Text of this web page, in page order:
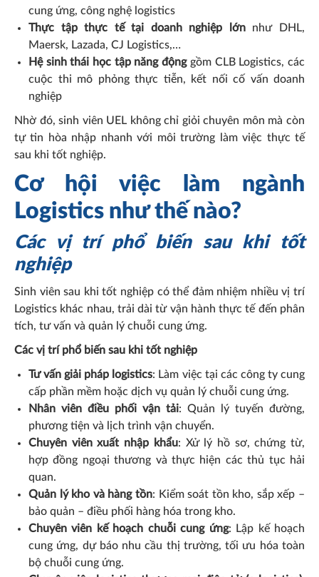
cung ứng, công nghệ logistics
Thực tập thực tế tại doanh nghiệp lớnnhư DHL,
Maersk, Lazada, CJ Logistics,…
Hệ sinh thái học tập năng độnggồm CLB Logistics, các
cuộc thi mô phỏng thực tiễn, kết nối cố vấn doanh
nghiệp
Nhờ đó, sinh viên UEL không chỉ giỏi chuyên môn mà còn
tự tin hòa nhập nhanh với môi trường làm việc thực tế
sau khi tốt nghiệp.
Cơ hội việc làm ngành
Logistics như thế nào?
Các vị trí phổ biến sau khi tốt
nghiệp
Sinh viên sau khi tốt nghiệp có thể đảm nhiệm nhiều vị trí
Logistics khác nhau, trải dài từ vận hành thực tế đến phân
tích, tư vấn và quản lý chuỗi cung ứng.
Các vị trí phổ biến sau khi tốt nghiệp
Tư vấn giải pháp logistics: Làm việc tại các công ty cung
cấp phần mềm hoặc dịch vụ quản lý chuỗi cung ứng.
Nhân viên điều phối vận tải: Quản lý tuyến đường,
phương tiện và lịch trình vận chuyển.
Chuyên viên xuất nhập khẩu: Xử lý hồ sơ, chứng từ,
hợp đồng ngoại thương và thực hiện các thủ tục hải
quan.
Quản lý kho và hàng tồn: Kiểm soát tồn kho, sắp xếp –
bảo quản – điều phối hàng hóa trong kho.
Chuyên viên kế hoạch chuỗi cung ứng: Lập kế hoạch
cung ứng, dự báo nhu cầu thị trường, tối ưu hóa toàn
bộ chuỗi cung ứng.